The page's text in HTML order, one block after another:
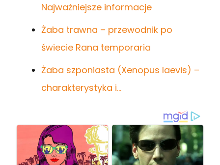
Najważniejsze informacje
Żaba trawna – przewodnik po
świecie Rana temporaria
Żaba szponiasta (Xenopus laevis) –
charakterystyka i…